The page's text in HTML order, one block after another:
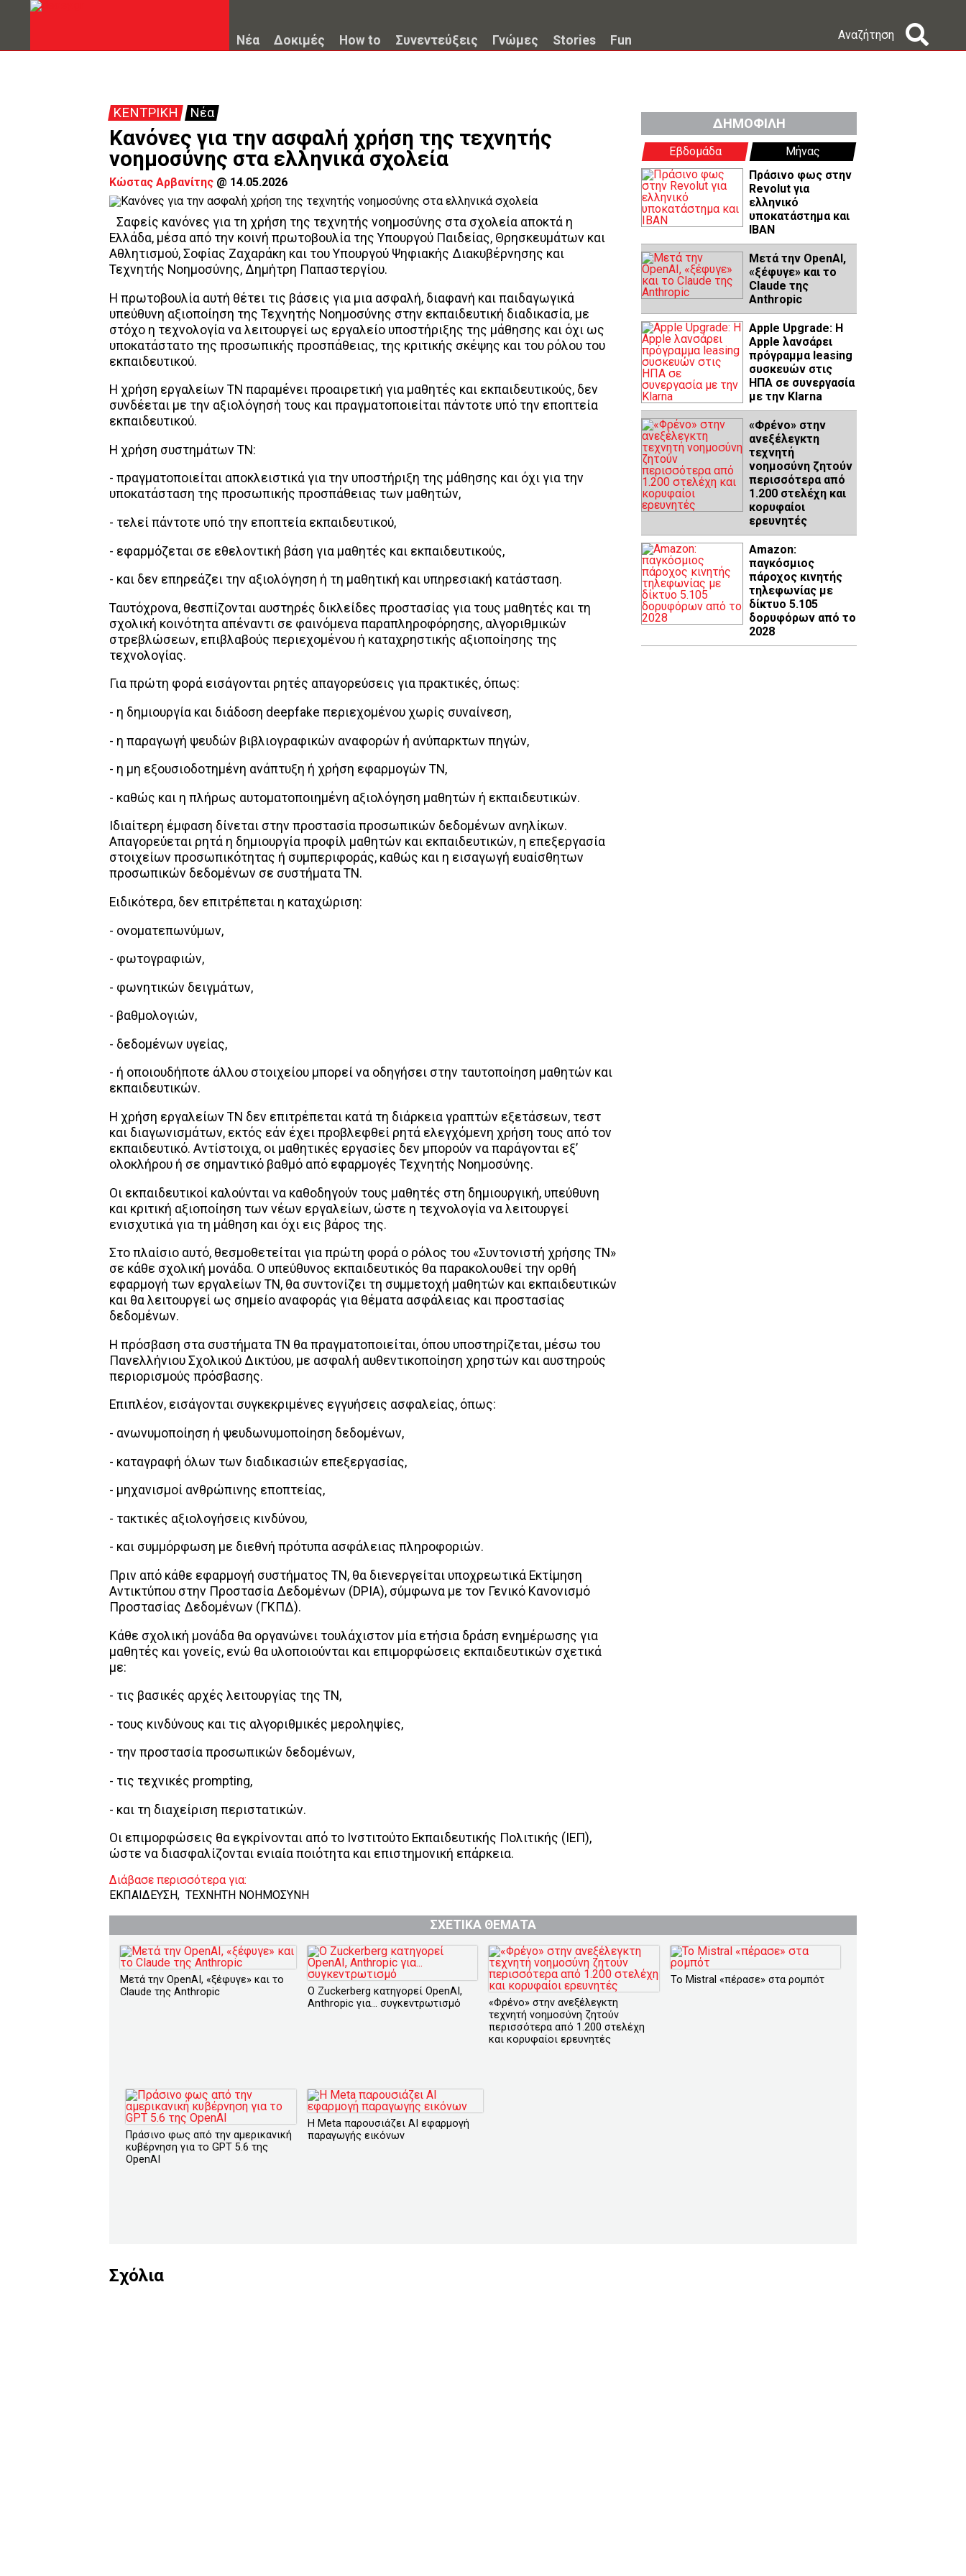
Νέα Δοκιμές How to Συνεντεύξεις Γνώμες Stories Fun Αναζήτηση
ΚΕΝΤΡΙΚΗ Νέα
Κανόνες για την ασφαλή χρήση της τεχνητής
νοημοσύνης στα ελληνικά σχολεία
Κώστας Αρβανίτης @ 14.05.2026
Σαφείς κανόνες για τη χρήση της τεχνητής νοημοσύνης στα σχολεία αποκτά η
Ελλάδα, μέσα από την κοινή πρωτοβουλία της Υπουργού Παιδείας, Θρησκευμάτων και
Αθλητισμού, Σοφίας Ζαχαράκη και του Υπουργού Ψηφιακής Διακυβέρνησης και
Τεχνητής Νοημοσύνης, Δημήτρη Παπαστεργίου.
Η πρωτοβουλία αυτή θέτει τις βάσεις για μια ασφαλή, διαφανή και παιδαγωγικά
υπεύθυνη αξιοποίηση της Τεχνητής Νοημοσύνης στην εκπαιδευτική διαδικασία, με
στόχο η τεχνολογία να λειτουργεί ως εργαλείο υποστήριξης της μάθησης και όχι ως
υποκατάστατο της προσωπικής προσπάθειας, της κριτικής σκέψης και του ρόλου του
εκπαιδευτικού.
Η χρήση εργαλείων ΤΝ παραμένει προαιρετική για μαθητές και εκπαιδευτικούς, δεν
συνδέεται με την αξιολόγησή τους και πραγματοποιείται πάντοτε υπό την εποπτεία
εκπαιδευτικού.
Η χρήση συστημάτων ΤΝ:
- πραγματοποιείται αποκλειστικά για την υποστήριξη της μάθησης και όχι για την
υποκατάσταση της προσωπικής προσπάθειας των μαθητών,
- τελεί πάντοτε υπό την εποπτεία εκπαιδευτικού,
- εφαρμόζεται σε εθελοντική βάση για μαθητές και εκπαιδευτικούς,
- και δεν επηρεάζει την αξιολόγηση ή τη μαθητική και υπηρεσιακή κατάσταση.
Ταυτόχρονα, θεσπίζονται αυστηρές δικλείδες προστασίας για τους μαθητές και τη
σχολική κοινότητα απέναντι σε φαινόμενα παραπληροφόρησης, αλγοριθμικών
στρεβλώσεων, επιβλαβούς περιεχομένου ή καταχρηστικής αξιοποίησης της
τεχνολογίας.
Για πρώτη φορά εισάγονται ρητές απαγορεύσεις για πρακτικές, όπως:
- η δημιουργία και διάδοση deepfake περιεχομένου χωρίς συναίνεση,
- η παραγωγή ψευδών βιβλιογραφικών αναφορών ή ανύπαρκτων πηγών,
- η μη εξουσιοδοτημένη ανάπτυξη ή χρήση εφαρμογών ΤΝ,
- καθώς και η πλήρως αυτοματοποιημένη αξιολόγηση μαθητών ή εκπαιδευτικών.
Ιδιαίτερη έμφαση δίνεται στην προστασία προσωπικών δεδομένων ανηλίκων.
Απαγορεύεται ρητά η δημιουργία προφίλ μαθητών και εκπαιδευτικών, η επεξεργασία
στοιχείων προσωπικότητας ή συμπεριφοράς, καθώς και η εισαγωγή ευαίσθητων
προσωπικών δεδομένων σε συστήματα ΤΝ.
Ειδικότερα, δεν επιτρέπεται η καταχώριση:
- ονοματεπωνύμων,
- φωτογραφιών,
- φωνητικών δειγμάτων,
- βαθμολογιών,
- δεδομένων υγείας,
- ή οποιουδήποτε άλλου στοιχείου μπορεί να οδηγήσει στην ταυτοποίηση μαθητών και
εκπαιδευτικών.
Η χρήση εργαλείων ΤΝ δεν επιτρέπεται κατά τη διάρκεια γραπτών εξετάσεων, τεστ
και διαγωνισμάτων, εκτός εάν έχει προβλεφθεί ρητά ελεγχόμενη χρήση τους από τον
εκπαιδευτικό. Αντίστοιχα, οι μαθητικές εργασίες δεν μπορούν να παράγονται εξ’
ολοκλήρου ή σε σημαντικό βαθμό από εφαρμογές Τεχνητής Νοημοσύνης.
Οι εκπαιδευτικοί καλούνται να καθοδηγούν τους μαθητές στη δημιουργική, υπεύθυνη
και κριτική αξιοποίηση των νέων εργαλείων, ώστε η τεχνολογία να λειτουργεί
ενισχυτικά για τη μάθηση και όχι εις βάρος της.
Στο πλαίσιο αυτό, θεσμοθετείται για πρώτη φορά ο ρόλος του «Συντονιστή χρήσης ΤΝ»
σε κάθε σχολική μονάδα. Ο υπεύθυνος εκπαιδευτικός θα παρακολουθεί την ορθή
εφαρμογή των εργαλείων ΤΝ, θα συντονίζει τη συμμετοχή μαθητών και εκπαιδευτικών
και θα λειτουργεί ως σημείο αναφοράς για θέματα ασφάλειας και προστασίας
δεδομένων.
Η πρόσβαση στα συστήματα ΤΝ θα πραγματοποιείται, όπου υποστηρίζεται, μέσω του
Πανελλήνιου Σχολικού Δικτύου, με ασφαλή αυθεντικοποίηση χρηστών και αυστηρούς
περιορισμούς πρόσβασης.
Επιπλέον, εισάγονται συγκεκριμένες εγγυήσεις ασφαλείας, όπως:
- ανωνυμοποίηση ή ψευδωνυμοποίηση δεδομένων,
- καταγραφή όλων των διαδικασιών επεξεργασίας,
- μηχανισμοί ανθρώπινης εποπτείας,
- τακτικές αξιολογήσεις κινδύνου,
- και συμμόρφωση με διεθνή πρότυπα ασφάλειας πληροφοριών.
Πριν από κάθε εφαρμογή συστήματος ΤΝ, θα διενεργείται υποχρεωτικά Εκτίμηση
Αντικτύπου στην Προστασία Δεδομένων (DPIA), σύμφωνα με τον Γενικό Κανονισμό
Προστασίας Δεδομένων (ΓΚΠΔ).
Κάθε σχολική μονάδα θα οργανώνει τουλάχιστον μία ετήσια δράση ενημέρωσης για
μαθητές και γονείς, ενώ θα υλοποιούνται και επιμορφώσεις εκπαιδευτικών σχετικά
με:
- τις βασικές αρχές λειτουργίας της ΤΝ,
- τους κινδύνους και τις αλγοριθμικές μεροληψίες,
- την προστασία προσωπικών δεδομένων,
- τις τεχνικές prompting,
- και τη διαχείριση περιστατικών.
Οι επιμορφώσεις θα εγκρίνονται από το Ινστιτούτο Εκπαιδευτικής Πολιτικής (ΙΕΠ),
ώστε να διασφαλίζονται ενιαία ποιότητα και επιστημονική επάρκεια.
ΔΗΜΟΦΙΛΗ
Εβδομάδα
Μήνας
Πράσινο φως στην
Revolut για
ελληνικό
υποκατάστημα και
IBAN
Μετά την OpenAI,
«ξέφυγε» και το
Claude της
Anthropic
Apple Upgrade: Η
Apple λανσάρει
πρόγραμμα leasing
συσκευών στις
ΗΠΑ σε συνεργασία
με την Klarna
«Φρένο» στην
ανεξέλεγκτη
τεχνητή
νοημοσύνη ζητούν
περισσότερα από
1.200 στελέχη και
κορυφαίοι
ερευνητές
Amazon:
παγκόσμιος
πάροχος κινητής
τηλεφωνίας με
δίκτυο 5.105
δορυφόρων από το
2028
Διάβασε περισσότερα για:
ΕΚΠΑΙΔΕΥΣΗ, ΤΕΧΝΗΤΗ ΝΟΗΜΟΣΥΝΗ
ΣΧΕΤΙΚΑ ΘΕΜΑΤΑ
Μετά την OpenAI, «ξέφυγε» και το
Claude της Anthropic
O Zuckerberg κατηγορεί OpenAI,
Anthropic για... συγκεντρωτισμό
«Φρένο» στην ανεξέλεγκτη
τεχνητή νοημοσύνη ζητούν
περισσότερα από 1.200 στελέχη
και κορυφαίοι ερευνητές
Το Mistral «πέρασε» στα ρομπότ
Πράσινο φως από την αμερικανική
κυβέρνηση για το GPT 5.6 της
OpenAI
H Meta παρουσιάζει ΑΙ εφαρμογή
παραγωγής εικόνων
Σχόλια